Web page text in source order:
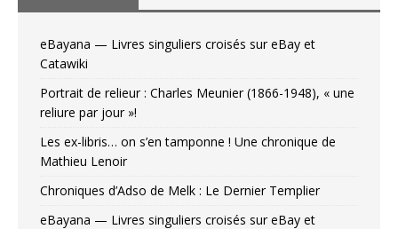
eBayana — Livres singuliers croisés sur eBay et
Catawiki
Portrait de relieur : Charles Meunier (1866-1948), « une
reliure par jour »!
Les ex-libris… on s’en tamponne ! Une chronique de
Mathieu Lenoir
Chroniques d’Adso de Melk : Le Dernier Templier
eBayana — Livres singuliers croisés sur eBay et